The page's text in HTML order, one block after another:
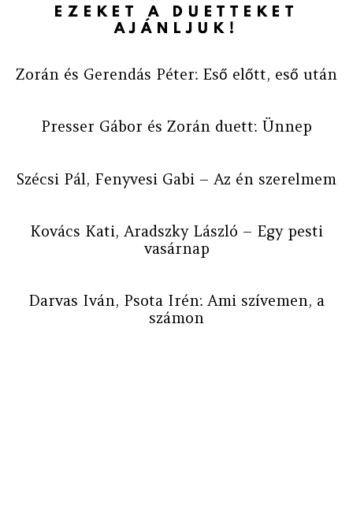
EZEKET A DUETTEKET
AJÁNLJUK!
Zorán és Gerendás Péter: Eső előtt, eső után
Presser Gábor és Zorán duett: Ünnep
Szécsi Pál, Fenyvesi Gabi – Az én szerelmem
Kovács Kati, Aradszky László – Egy pesti
vasárnap
Darvas Iván, Psota Irén: Ami szívemen, a
számon